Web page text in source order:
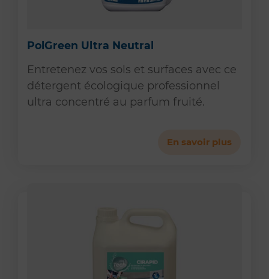
PolGreen Ultra Neutral
Entretenez vos sols et surfaces avec ce
détergent écologique professionnel
ultra concentré au parfum fruité.
En savoir plus